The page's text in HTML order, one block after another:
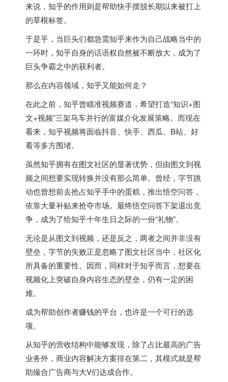
来说，知乎的作用则是帮助快手摆脱长期以来被打上
的草根标签。
于是乎，当巨头们都急需知乎来作为自己战略当中的
一环时，知乎自身的话语权自然被不断放大，成为了
巨头争霸之中的获利者。
那么在内容领域，知乎又能如何走？
在此之前，知乎曾瞄准视频赛道，希望打造“知识+图
文+视频”三架马车并行的富媒介化发展策略。而现在
看来，知乎视频将面临抖音、快手、西瓜、B站、好
看等多方围堵。
虽然知乎拥有在图文社区的显著优势，但由图文到视
频之间想要实现转换并没有那么简单。曾经，字节跳
动也曾想前去抢占知乎手中的蛋糕，推出悟空问答，
依靠大量补贴来抢夺市场。最终悟空问答下架退出竞
争，成为了给知乎十年生日之际的一份“礼物”。
无论是从图文到视频，还是反之，两者之间并非没有
壁垒，字节的失败正是忽略了图文社区当中，社区化
所具备的重要性。因而，同样对于知乎而言，想要在
视频化上突破自身内容生态的壁垒，仍有一定的困
难。
成为帮助创作者赚钱的平台，也许是一个可行的选
项。
从知乎的营收结构中能够发现，除了占比最高的广告
业务外，商业内容解决方案排在第二，其模式就是帮
助撮合广告商与大V们达成合作。